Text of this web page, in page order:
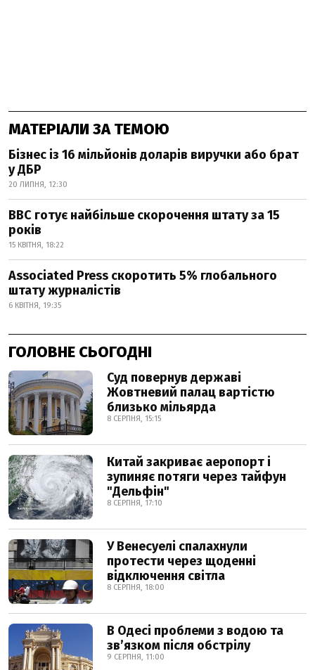
МАТЕРІАЛИ ЗА ТЕМОЮ
Бізнес із 16 мільйонів доларів виручки або брат
у ДБР
20 ЛИПНЯ, 12:30
BBC готує найбільше скорочення штату за 15
років
15 КВІТНЯ, 18:22
Associated Press скоротить 5% глобального
штату журналістів
6 КВІТНЯ, 19:35
ГОЛОВНЕ СЬОГОДНІ
Суд повернув державі
Жовтневий палац вартістю
близько мільярда
8 СЕРПНЯ, 15:15
Китай закриває аеропорт і
зупиняє потяги через тайфун
"Дельфін"
8 СЕРПНЯ, 17:10
У Венесуелі спалахнули
протести через щоденні
відключення світла
8 СЕРПНЯ, 18:00
В Одесі проблеми з водою та
звʼязком після обстрілу
9 СЕРПНЯ, 11:00